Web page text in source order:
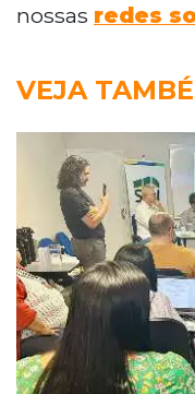
nossas redes
VEJA